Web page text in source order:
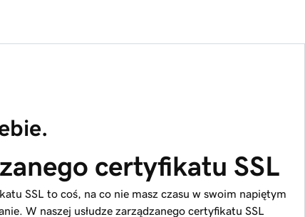
certyfikatu SSL
SSL to coś, na co nie masz czasu w swoim napiętym
W naszej usłudze zarządzanego certyfikatu SSL